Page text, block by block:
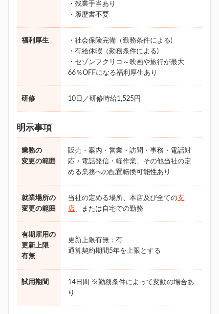
・残業手当あり
・履歴書不要
福利厚生
・社会保険完備（勤務条件による)
・有給休暇（勤務条件による)
・セゾンフクリコ～映画や旅行が最大
66％OFFになる福利厚生あり
研修 10日／研修時給1,525円
明示事項
業務の
変更の範囲
販売・案内・営業・訪問・事務・電話対
応・電話発信・軽作業、その他当社の定
める業務への配置転換可能性あり
就業場所の
変更の範囲
当社の定める場所、本店及び全ての支
店、または自宅での勤務
有期雇用の
更新上限
有無
更新上限有無：有
通算契約期間5年を上限とする
試用期間
14日間 ※勤務条件によって変動の場合あ
り